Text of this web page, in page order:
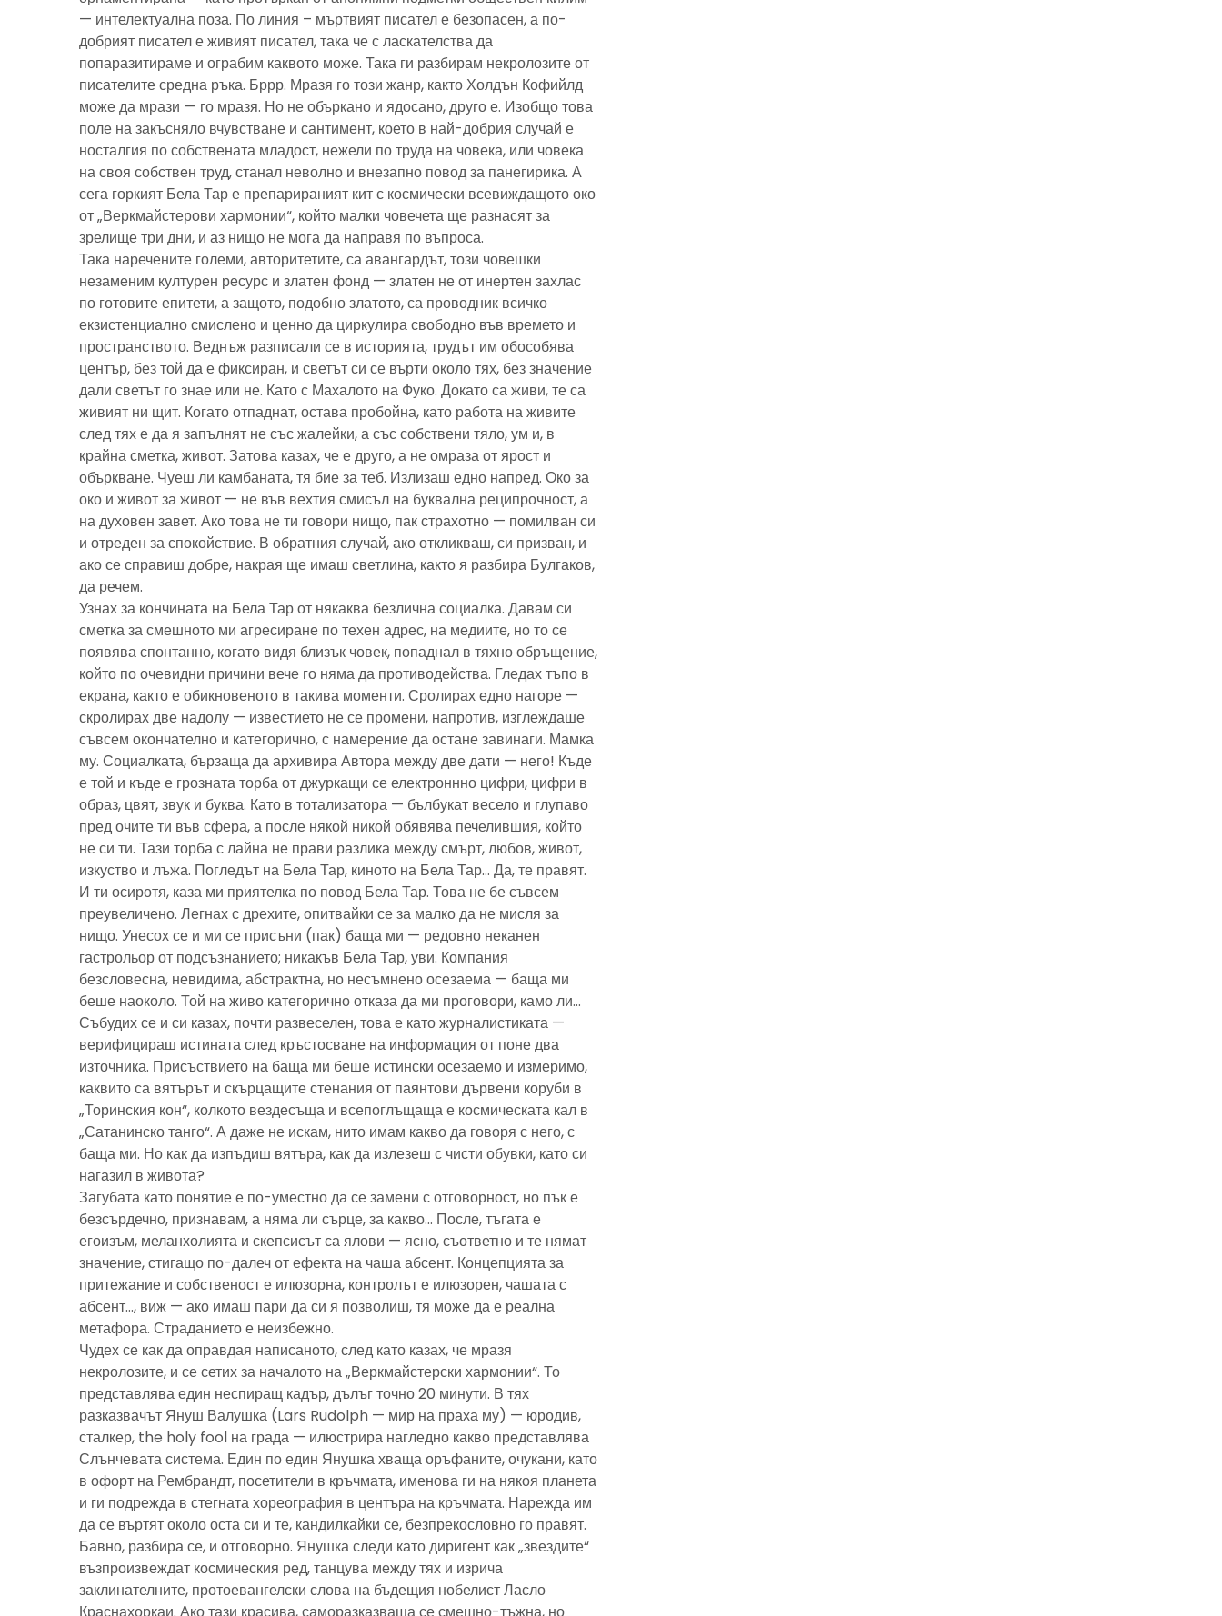
— интелектуална поза. По линия – мъртвият писател е безопасен, а по-
добрият писател е живият писател, така че с ласкателства да
попаразитираме и ограбим каквото може. Така ги разбирам некролозите от
писателите средна ръка. Бррр. Мразя го този жанр, както Холдън Кофийлд
може да мрази — го мразя. Но не объркано и ядосано, друго е. Изобщо това
поле на закъсняло вчувстване и сантимент, което в най-добрия случай е
носталгия по собствената младост, нежели по труда на човека, или човека
на своя собствен труд, станал неволно и внезапно повод за панегирика. А
сега горкият Бела Тар е препарираният кит с космически всевиждащото око
от „Веркмайстерови хармонии“, който малки човечета ще разнасят за
зрелище три дни, и аз нищо не мога да направя по въпроса.
Така наречените големи, авторитетите, са авангардът, този човешки
незаменим културен ресурс и златен фонд — златен не от инертен захлас
по готовите епитети, а защото, подобно златото, са проводник всичко
екзистенциално смислено и ценно да циркулира свободно във времето и
пространството. Веднъж разписали се в историята, трудът им обособява
център, без той да е фиксиран, и светът си се върти около тях, без значение
дали светът го знае или не. Като с Махалото на Фуко. Докато са живи, те са
живият ни щит. Когато отпаднат, остава пробойна, като работа на живите
след тях е да я запълнят не със жалейки, а със собствени тяло, ум и, в
крайна сметка, живот. Затова казах, че е друго, а не омраза от ярост и
объркване. Чуеш ли камбаната, тя бие за теб. Излизаш едно напред. Око за
око и живот за живот — не във вехтия смисъл на буквална реципрочност, а
на духовен завет. Ако това не ти говори нищо, пак страхотно — помилван си
и отреден за спокойствие. В обратния случай, ако откликваш, си призван, и
ако се справиш добре, накрая ще имаш светлина, както я разбира Булгаков,
да речем.
Узнах за кончината на Бела Тар от някаква безлична социалка. Давам си
сметка за смешното ми агресиране по техен адрес, на медиите, но то се
появява спонтанно, когато видя близък човек, попаднал в тяхно обръщение,
който по очевидни причини вече го няма да противодейства. Гледах тъпо в
екрана, както е обикновеното в такива моменти. Сролирах едно нагоре —
скролирах две надолу — известието не се промени, напротив, изглеждаше
съвсем окончателно и категорично, с намерение да остане завинаги. Мамка
му. Социалката, бързаща да архивира Автора между две дати — него! Къде
е той и къде е грозната торба от джуркащи се електроннно цифри, цифри в
образ, цвят, звук и буква. Като в тотализатора — бълбукат весело и глупаво
пред очите ти във сфера, а после някой никой обявява печелившия, който
не си ти. Тази торба с лайна не прави разлика между смърт, любов, живот,
изкуство и лъжа. Погледът на Бела Тар, киното на Бела Тар… Да, те правят.
И ти осиротя, каза ми приятелка по повод Бела Тар. Това не бе съвсем
преувеличено. Легнах с дрехите, опитвайки се за малко да не мисля за
нищо. Унесох се и ми се присъни (пак) баща ми — редовно неканен
гастрольор от подсъзнанието; никакъв Бела Тар, уви. Компания
безсловесна, невидима, абстрактна, но несъмнено осезаема — баща ми
беше наоколо. Той на живо категорично отказа да ми проговори, камо ли…
Събудих се и си казах, почти развеселен, това е като журналистиката —
верифицираш истината след кръстосване на информация от поне два
източника. Присъствието на баща ми беше истински осезаемо и измеримо,
каквито са вятърът и скърцащите стенания от паянтови дървени коруби в
„Торинския кон“, колкото вездесъща и всепоглъщаща е космическата кал в
„Сатанинско танго“. А даже не искам, нито имам какво да говоря с него, с
баща ми. Но как да изпъдиш вятъра, как да излезеш с чисти обувки, като си
нагазил в живота?
Загубата като понятие е по-уместно да се замени с отговорност, но пък е
безсърдечно, признавам, а няма ли сърце, за какво… После, тъгата е
егоизъм, меланхолията и скепсисът са ялови — ясно, съответно и те нямат
значение, стигащо по-далеч от ефекта на чаша абсент. Концепцията за
притежание и собственост е илюзорна, контролът е илюзорен, чашата с
абсент…, виж — ако имаш пари да си я позволиш, тя може да е реална
метафора. Страданието е неизбежно.
Чудех се как да оправдая написаното, след като казах, че мразя
некролозите, и се сетих за началото на „Веркмайстерски хармонии“. То
представлява един неспиращ кадър, дълъг точно 20 минути. В тях
разказвачът Януш Валушка (Lars Rudolph — мир на праха му) — юродив,
сталкер, the holy fool на града — илюстрира нагледно какво представлява
Слънчевата система. Един по един Янушка хваща оръфаните, очукани, като
в офорт на Рембрандт, посетители в кръчмата, именова ги на някоя планета
и ги подрежда в стегната хореография в центъра на кръчмата. Нарежда им
да се въртят около оста си и те, кандилкайки се, безпрекословно го правят.
Бавно, разбира се, и отговорно. Янушка следи като диригент как „звездите“
възпроизвеждат космическия ред, танцува между тях и изрича
заклинателните, протоевангелски слова на бъдещия нобелист Ласло